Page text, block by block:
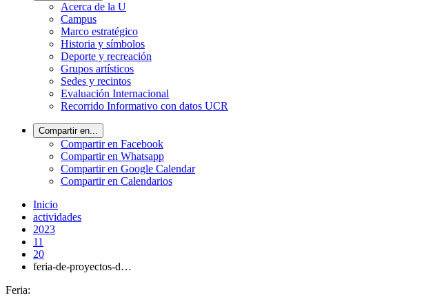
Acerca de la U
Campus
Marco estratégico
Historia y símbolos
Deporte y recreación
Grupos artísticos
Sedes y recintos
Evaluación Internacional
Recorrido Informativo con datos UCR
Compartir en...
Compartir en Facebook
Compartir en Whatsapp
Compartir en Google Calendar
Compartir en Calendarios
Inicio
actividades
2023
11
20
feria-de-proyectos-d…
Feria: